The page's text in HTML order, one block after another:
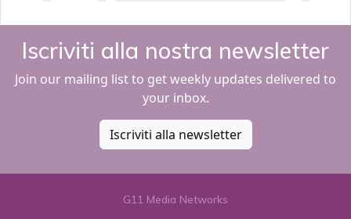
Iscriviti alla nostra newsletter
Join our mailing list to get weekly updates delivered to
your inbox.
Iscriviti alla newsletter
G11 Media Networks